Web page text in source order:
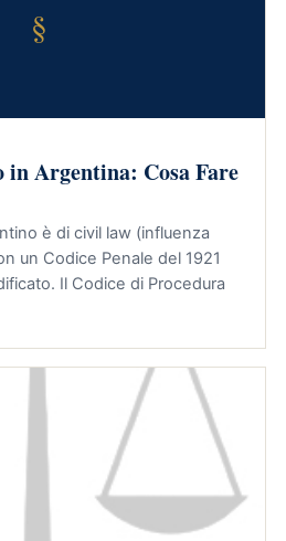
§
Argentina: Cosa Fare
è di civil law (influenza
un Codice Penale del 1921
Il Codice di Procedura